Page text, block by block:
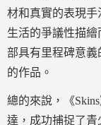
材和真實的表現
生活的爭議性描
部具有里程碑意
的作品。
總的來說，《
達，成功捕捉了青